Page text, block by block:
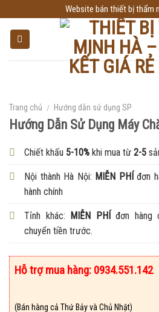
to
content
Website bán thiết bị thẩm
Trang chủ / Hướng dẫn sử dụng SP
Hướng Dẫn Sử Dụng Máy
Chiết khấu 5-10% khi mua từ 2-5
Nội thành Hà Nội: MIỄN PHÍđơn
hành chính
Tỉnh khác: MIỄN PHÍđơn hàng
chuyển tiền trước.
Hỗ trợ mua hàng: 0934.551.142
(Bán hàng cả Thứ Bảy và Chủ Nhật)